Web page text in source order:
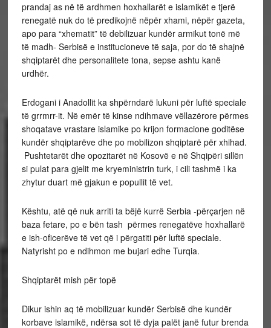
prandaj as në të ardhmen hoxhallarët e islamikët e tjerë
renegatë nuk do të predikojnë nëpër xhami, nëpër gazeta,
apo para “xhematit” të debilizuar kundër armikut tonë më
të madh- Serbisë e institucioneve të saja, por do të shajnë
shqiptarët dhe personalitete tona, sepse ashtu kanë
urdhër.
Erdogani i Anadollit ka shpërndarë lukuni për luftë speciale
të grrmrr-it. Në emër të kinse ndihmave vëllazërore përmes
shoqatave vrastare islamike po krijon formacione goditëse
kundër shqiptarëve dhe po mobilizon shqiptarë për xhihad.
Pushtetarët dhe opozitarët në Kosovë e në Shqipëri sillën
si pulat para gjelit me kryeministrin turk, i cili tashmë i ka
zhytur duart më gjakun e popullit të vet.
Kështu, atë që nuk arriti ta bëjë kurrë Serbia -përçarjen në
baza fetare, po e bën tash përmes renegatëve hoxhallarë
e ish-oficerëve të vet që i përgatiti për luftë speciale.
Natyrisht po e ndihmon me bujari edhe Turqia.
Shqiptarët mish për topë
Dikur ishin aq të mobilizuar kundër Serbisë dhe kundër
korbave islamikë, ndërsa sot të dyja palët janë futur brenda